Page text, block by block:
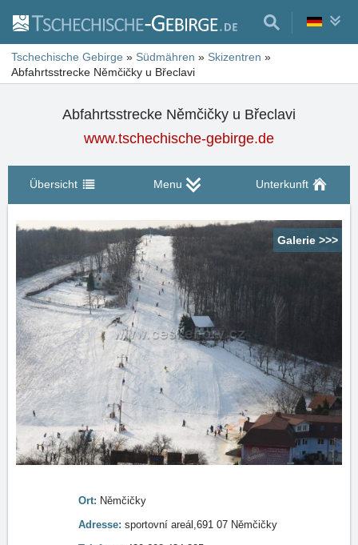
Tschechische Gebirge » Südmähren » Skizentren »
Abfahrtsstrecke Němčičky u Břeclavi
Abfahrtsstrecke Němčičky u Břeclavi
www.tschechische-gebirge.de
Übersicht Menu Unterkunft
Galerie >>>
Ort: Němčičky
Adresse: sportovní areál,691 07 Němčičky